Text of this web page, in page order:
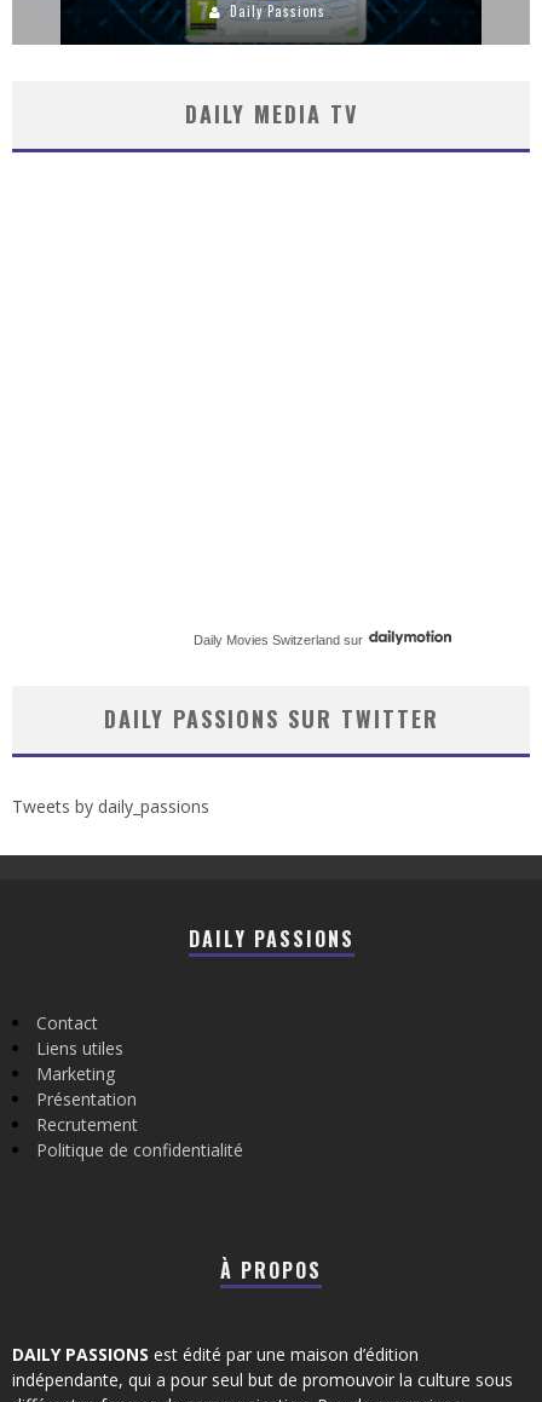
Daily Passions
DAILY MEDIA TV
Daily Movies Switzerland sur
DAILY PASSIONS SUR TWITTER
Tweets by daily_passions
DAILY PASSIONS
Contact
Liens utiles
Marketing
Présentation
Recrutement
Politique de confidentialité
À PROPOS
DAILY PASSIONS est édité par une maison d’édition
indépendante, qui a pour seul but de promouvoir la culture sous